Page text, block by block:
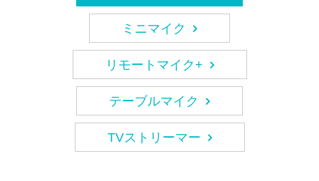
ミニマイク
リモートマイク+
テーブルマイク
TVストリーマー